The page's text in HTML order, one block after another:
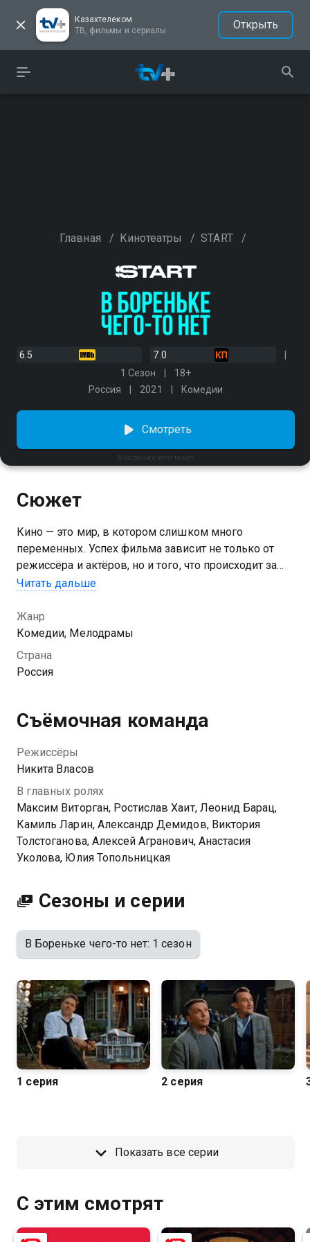
Казахтелеком
ТВ, фильмы и сериалы
Открыть
Главная / Кинотеатры / START /
6.5
7.0
1 Сезон
18+
Россия
2021 Комедии
В Бореньке чего-то нет
Смотреть
Сюжет
Кино — это мир, в котором слишком много
переменных. Успех фильма зависит не только от
режиссёра и актёров, но и того, что происходит за
кадром. А чего там только не творится: вечные
деньги, которых не всегда хватает. И вот наконец
вся съёмочная группа собирается на «шапке»,
банкете после окончания съёмок. В этот вечер они
не только пьют шампанское, но и высказывают
ему после сериалов про бандитов и ментов создать
что-то «настоящее».
Читать дальше
Жанр
Комедии, Мелодрамы
Страна
Россия
Съёмочная команда
Режиссёры
Никита Власов
В главных ролях
Максим Виторган, Ростислав Хаит, Леонид Барац,
Камиль Ларин, Александр Демидов, Виктория
Толстоганова, Алексей Агранович, Анастасия
Уколова, Юлия Топольницкая
Сезоны и серии
В Бореньке чего-то нет: 1 сезон
1 серия 2 серия
Показать все серии
С этим смотрят